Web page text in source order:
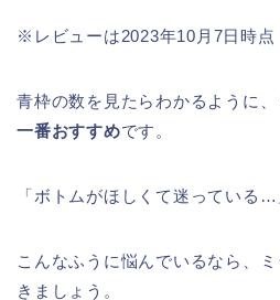
※レビューは2023年10月7日時点
青枠の数を見たらわかるように、
一番おすすめです。
「ボトムがほしくて迷っている…
こんなふうに悩んでいるなら、
きましょう。